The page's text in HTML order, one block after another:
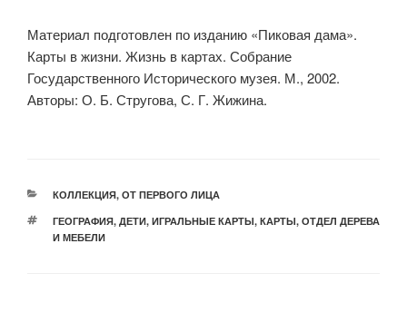
Материал подготовлен по изданию «Пиковая дама».
Карты в жизни. Жизнь в картах. Собрание
Государственного Исторического музея. М., 2002.
Авторы: О. Б. Стругова, С. Г. Жижина.
РУБРИКИ
КОЛЛЕКЦИЯ, ОТ ПЕРВОГО ЛИЦА
МЕТКИ
ГЕОГРАФИЯ, ДЕТИ, ИГРАЛЬНЫЕ КАРТЫ, КАРТЫ, ОТДЕЛ ДЕРЕВА
И МЕБЕЛИ